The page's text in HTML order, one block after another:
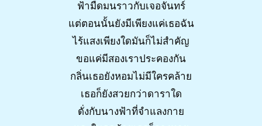
ฟ้ามืดมนราวกับเจอจันทร์
แต่ตอนนั้นยังมีเพียงแค่เธอฉัน
ไร้แสงเพียงใดมันก็ไม่สำคัญ
ขอแค่มีสองเราประคองกัน
กลิ่นเธอยังหอมไม่มีใครคล้าย
เธอก็ยังสวยกว่าดาราใด
ดั่งกับนางฟ้าที่จำแลงกาย